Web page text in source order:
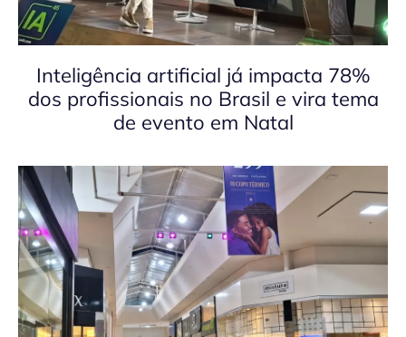
Inteligência artificial já impacta 78%
dos profissionais no Brasil e vira tema
de evento em Natal